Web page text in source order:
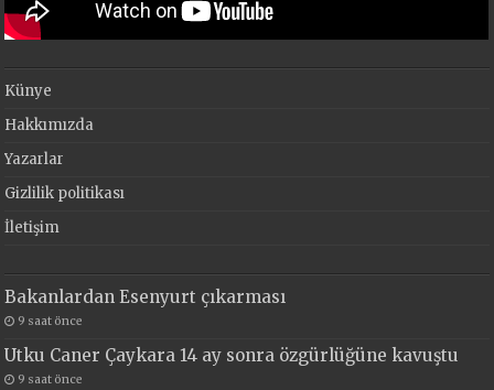
Künye
Hakkımızda
Yazarlar
Gizlilik politikası
İletişim
Bakanlardan Esenyurt çıkarması
9 saat önce
Utku Caner Çaykara 14 ay sonra özgürlüğüne kavuştu
9 saat önce